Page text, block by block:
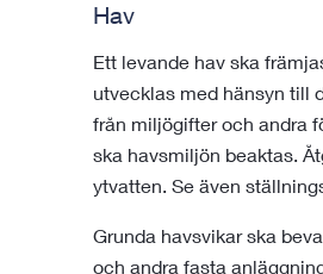
Hav
Ett levande hav ska
utvecklas med hänsyn till
från miljögifter och andra
ska havsmiljön beaktas.
ytvatten. Se även
Grunda havsvikar ska
och andra fasta